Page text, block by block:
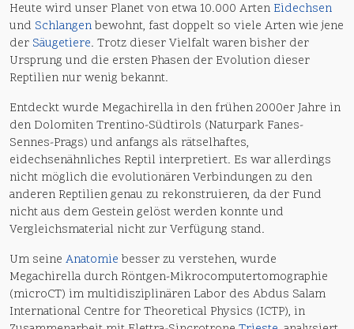
Heute wird unser Planet von etwa 10.000 Arten Eidechsen
und Schlangenbewohnt, fast doppelt so viele Arten wie jene
der Säugetiere. Trotz dieser Vielfalt waren bisher der
Ursprung und die ersten Phasen der Evolution dieser
Reptilien nur wenig bekannt.
Entdeckt wurde Megachirella in den frühen 2000er Jahre in
den Dolomiten Trentino-Südtirols (Naturpark Fanes-
Sennes-Prags) und anfangs als rätselhaftes,
eidechsenähnliches Reptil interpretiert. Es war allerdings
nicht möglich die evolutionären Verbindungen zu den
anderen Reptilien genau zu rekonstruieren, da der Fund
nicht aus dem Gestein gelöst werden konnte und
Vergleichsmaterial nicht zur Verfügung stand.
Um seine Anatomie besser zu verstehen, wurde
Megachirella durch Röntgen-Mikrocomputertomographie
(microCT) im multidisziplinären Labor des Abdus Salam
International Centre for Theoretical Physics (ICTP), in